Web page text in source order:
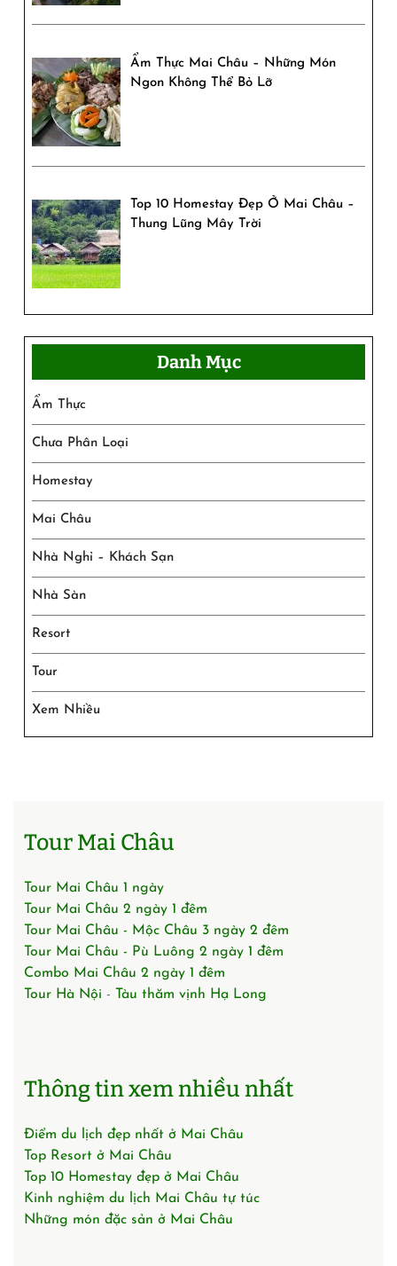
Ẩm Thực Mai Châu – Những Món
Ngon Không Thể Bỏ Lỡ
Top 10 Homestay Đẹp Ở Mai Châu –
Thung Lũng Mây Trời
Danh Mục
Ẩm Thực
Chưa Phân Loại
Homestay
Mai Châu
Nhà Nghỉ – Khách Sạn
Nhà Sàn
Resort
Tour
Xem Nhiều
Tour Mai Châu
Tour Mai Châu 1 ngày
Tour Mai Châu 2 ngày 1 đêm
Tour Mai Châu - Mộc Châu 3 ngày 2 đêm
Tour Mai Châu - Pù Luông 2 ngày 1 đêm
Combo Mai Châu 2 ngày 1 đêm
Tour Hà Nội - Tàu thăm vịnh Hạ Long
Thông tin xem nhiều nhất
Điểm du lịch đẹp nhất ở Mai Châu
Top Resort ở Mai Châu
Top 10 Homestay đẹp ở Mai Châu
Kinh nghiệm du lịch Mai Châu tự túc
Những món đặc sản ở Mai Châu